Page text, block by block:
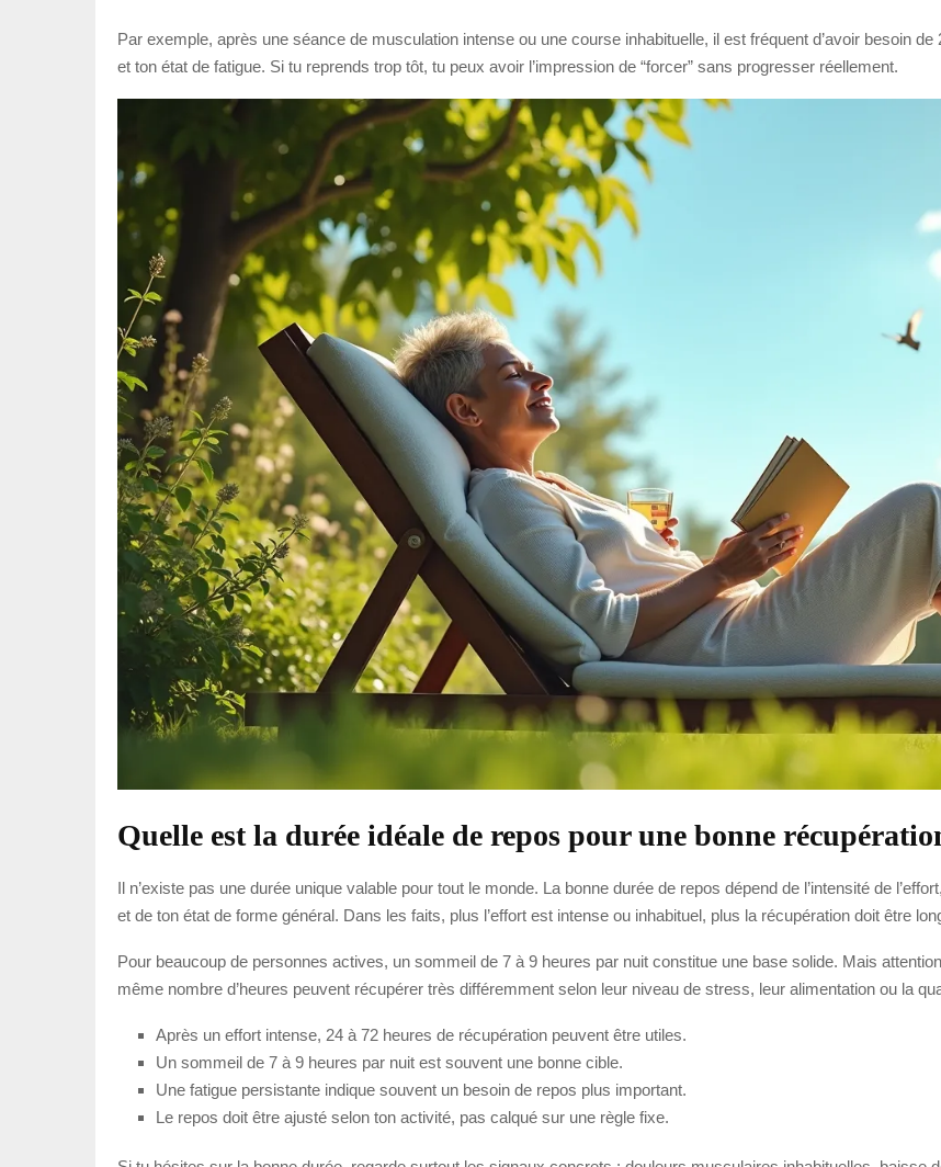
Par exemple, après une séance de musculation intense ou une course inhabituelle, il est fréquent d’avoir besoin de
et ton état de fatigue. Si tu reprends trop tôt, tu peux avoir l’impression de “forcer” sans progresser réellement.
Quelle est la durée idéale de repos pour une bonne
Il n’existe pas une durée unique valable pour tout le monde. La bonne durée de repos dépend de l’intensité de
et de ton état de forme général. Dans les faits, plus l’effort est intense ou inhabituel, plus la récupération doit être
Pour beaucoup de personnes actives, un sommeil de 7 à 9 heures par nuit constitue une base solide. Mais
même nombre d’heures peuvent récupérer très différemment selon leur niveau de stress, leur alimentation ou la
Après un effort intense, 24 à 72 heures de récupération peuvent être utiles.
Un sommeil de 7 à 9 heures par nuit est souvent une bonne cible.
Une fatigue persistante indique souvent un besoin de repos plus important.
Le repos doit être ajusté selon ton activité, pas calqué sur une règle fixe.